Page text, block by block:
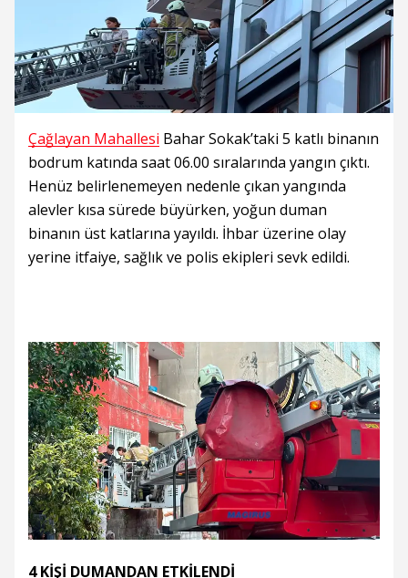
Çağlayan Mahallesi Bahar Sokak’taki 5 katlı binanın
bodrum katında saat 06.00 sıralarında yangın çıktı.
Henüz belirlenemeyen nedenle çıkan yangında
alevler kısa sürede büyürken, yoğun duman
binanın üst katlarına yayıldı. İhbar üzerine olay
yerine itfaiye, sağlık ve polis ekipleri sevk edildi.
4 KİŞİ DUMANDAN ETKİLENDİ